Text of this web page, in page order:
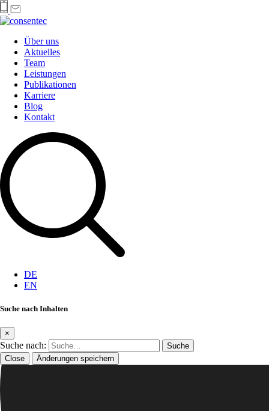
Über uns
Aktuelles
Team
Leistungen
Publikationen
Karriere
Blog
Kontakt
DE
EN
Suche nach Inhalten
×
Suche nach:
Close Änderungen speichern